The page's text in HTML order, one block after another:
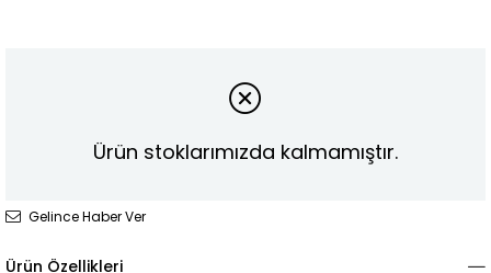
Ürün stoklarımızda kalmamıştır.
Gelince Haber Ver
Ürün Özellikleri